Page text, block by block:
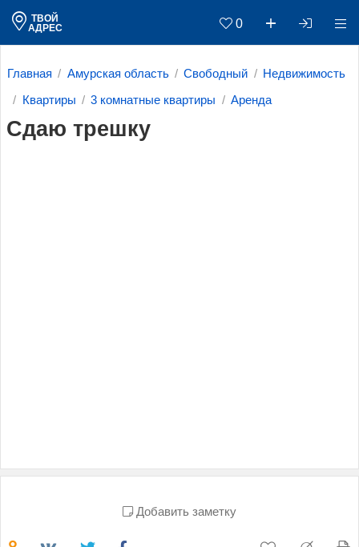
ТВОЙ
АДРЕС
0
Главная Амурская область Свободный Недвижимость
Квартиры 3 комнатные квартиры Аренда
Сдаю трешку
Добавить заметку